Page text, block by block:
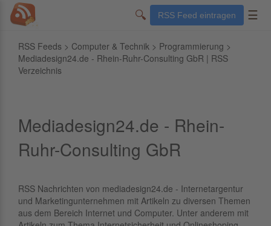
🔍 RSS Feed eintragen ☰
RSS Feeds > Computer & Technik > Programmierung >
Mediadesign24.de - Rhein-Ruhr-Consulting GbR | RSS
Verzeichnis
Mediadesign24.de - Rhein-
Ruhr-Consulting GbR
RSS Nachrichten von mediadesign24.de - Internetargentur
und Marketingunternehmen mit Artikeln zu diversen Themen
aus dem Bereich Internet und Computer. Unter anderem mit